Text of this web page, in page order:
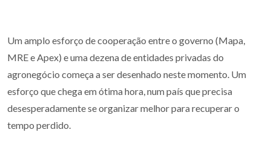
Um amplo esforço de cooperação entre o governo (Mapa,
MRE e Apex) e uma dezena de entidades privadas do
agronegócio começa a ser desenhado neste momento. Um
esforço que chega em ótima hora, num país que precisa
desesperadamente se organizar melhor para recuperar o
tempo perdido.